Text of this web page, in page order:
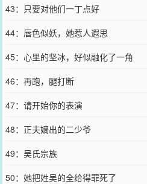
43：只要对他们一丁点好
44：唇色似妖，她惹人遐思
45：心里的坚冰，好似融化了一角
46：再跑，腿打断
47：请开始你的表演
48：正夫嫡出的二少爷
49：吴氏宗族
50：她把姓吴的全给得罪死了